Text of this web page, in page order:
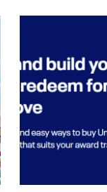
最
赠
100%
奖
分，
部